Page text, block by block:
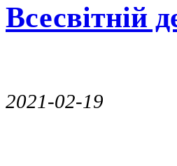
Всесвітній
2021-02-19